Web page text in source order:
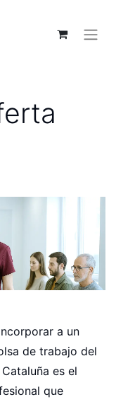
a un
de trabajo del
es el
que